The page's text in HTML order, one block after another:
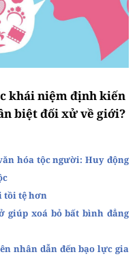
khái niệm định kiến
biệt đối xử về giới?
hóa tộc người: Huy động
tồi tệ hơn
giúp xoá bỏ bất bình đẳng
nhân dẫn đến bạo lực gia